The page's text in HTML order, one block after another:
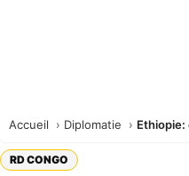
Accueil Diplomatie Ethiopie:
RD CONGO